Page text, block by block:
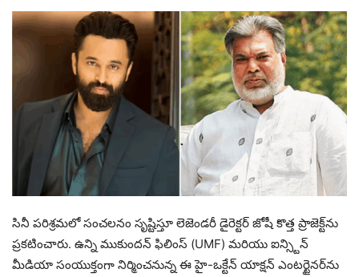
సినీ పరిశ్రమలో సంచలనం సృష్టిస్తూ లెజెండరీ డైరెక్టర్ జోషీ కొత్త ప్రాజెక్ట్‌ను
ప్రకటించారు. ఉన్ని ముకుందన్ ఫిలింస్ (UMF) మరియు ఐన్స్టిన్
మీడియా సంయుక్తంగా నిర్మించనున్న ఈ హై-ఒక్టేన్ యాక్షన్ ఎంటర్టైనర్‌ను